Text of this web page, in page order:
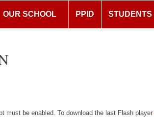
OUR SCHOOL PPID STUDENTS
must be enabled. To download the last Flash player